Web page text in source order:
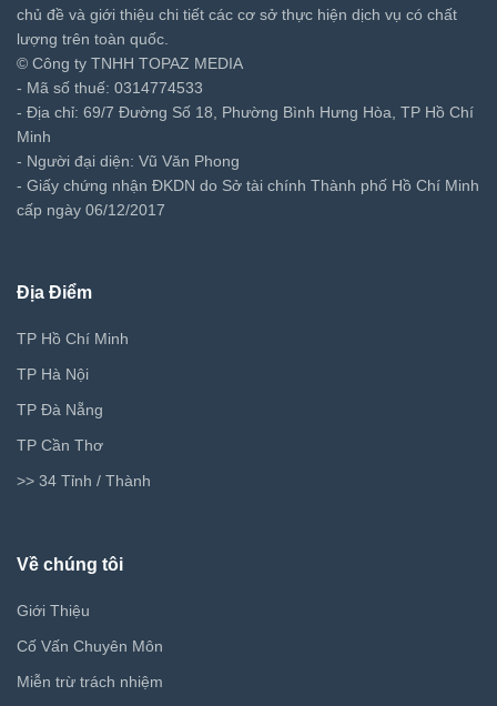
chủ đề và giới thiệu chi tiết các cơ sở thực hiện dịch vụ có chất
lượng trên toàn quốc.
© Công ty TNHH TOPAZ MEDIA
- Mã số thuế: 0314774533
- Địa chỉ: 69/7 Đường Số 18, Phường Bình Hưng Hòa, TP Hồ Chí
Minh
- Người đại diện: Vũ Văn Phong
- Giấy chứng nhận ĐKDN do Sở tài chính Thành phố Hồ Chí Minh
cấp ngày 06/12/2017
Địa Điểm
TP Hồ Chí Minh
TP Hà Nội
TP Đà Nẵng
TP Cần Thơ
>> 34 Tỉnh / Thành
Về chúng tôi
Giới Thiệu
Cố Vấn Chuyên Môn
Miễn trừ trách nhiệm